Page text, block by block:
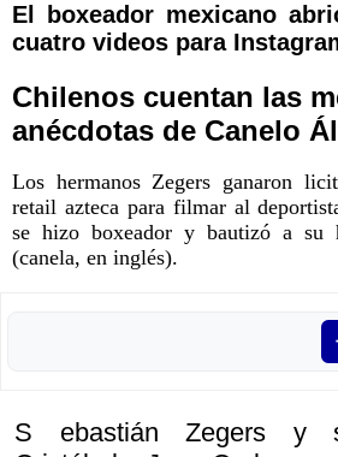
El boxeador mexicano
cuatro videos para
Chilenos cuentan las
anécdotas de Canelo
Los hermanos Zegers ganaron
retail azteca para filmar al
se hizo boxeador y bautizó a su
(canela, en inglés).
S ebastián Zegers y